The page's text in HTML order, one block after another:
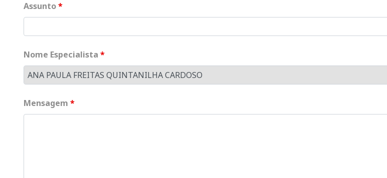
Assunto*
Nome Especialista *
Mensagem *